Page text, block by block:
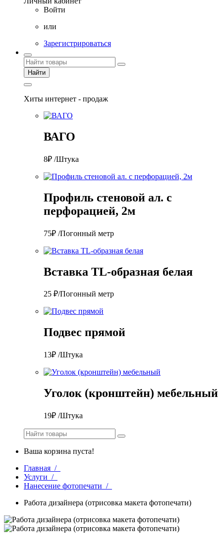
Войти
или
Зарегистрироваться
Найти
Хиты интернет - продаж
ВАГО
8₽ /Штука
Профиль стеновой ал. с
перфорацией, 2м
75₽ /Погонный метр
Вставка TL-образная белая
25 ₽/Погонный метр
Подвес прямой
13₽ /Штука
Уголок (кронштейн) мебельный
19₽ /Штука
Ваша корзина пуста!
Главная /
Услуги /
Нанесение фотопечати /
Работа дизайнера (отрисовка макета фотопечати)